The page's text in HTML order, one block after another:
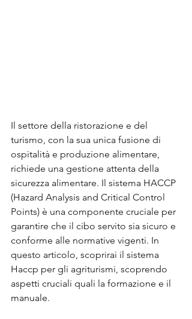
Il settore della ristorazione e del
turismo, con la sua unica fusione di
ospitalità e produzione alimentare,
richiede una gestione attenta della
sicurezza alimentare. Il sistema HACCP
(Hazard Analysis and Critical Control
Points) è una componente cruciale per
garantire che il cibo servito sia sicuro e
conforme alle normative vigenti. In
questo articolo, scoprirai il sistema
Haccp per gli agriturismi, scoprendo
aspetti cruciali quali la formazione e il
manuale.